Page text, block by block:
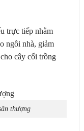
trực tiếp nhằm
ngôi nhà, giảm
cây cối trồng
thượng